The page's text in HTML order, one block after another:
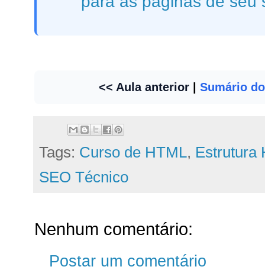
<< Aula anterior| Sumário
Tags: Curso de HTML, Estrutura
SEO Técnico
Nenhum comentário:
Postar um comentário